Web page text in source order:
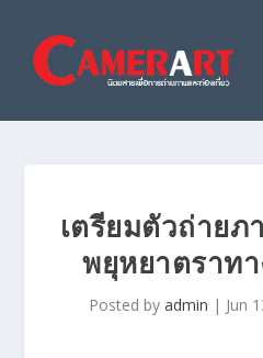
เตรียมตัวถ่าย
พยุหยาตราท
Posted by admin | Jun